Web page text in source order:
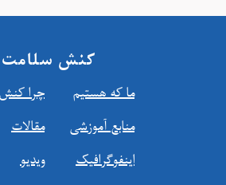
کنش سلامت
ما که هستیم چرا
منابع آموزشي مقالات
اينفوگرافیک ویدیو